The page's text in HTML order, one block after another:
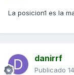
La posicion1 es la
danirrf
Publicado